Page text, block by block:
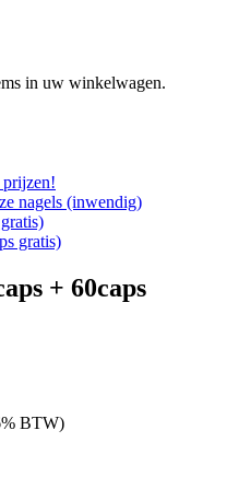
in uw winkelwagen.
nagels (inwendig)
+ 60caps
BTW)